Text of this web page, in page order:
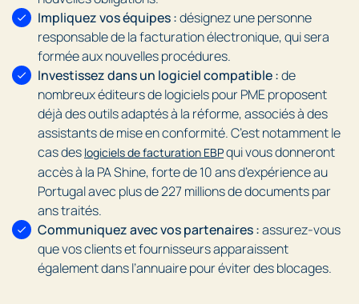
Impliquez vos équipes :désignez une personne
responsable de la facturation électronique, qui sera
formée aux nouvelles procédures.
Investissez dans un logiciel compatible :de
nombreux éditeurs de logiciels pour PME proposent
déjà des outils adaptés à la réforme, associés à des
assistants de mise en conformité. C’est notamment le
cas des logiciels de facturation EBPqui vous donneront
accès à la PA Shine, forte de 10 ans d’expérience au
Portugal avec plus de 227 millions de documents par
ans traités.
Communiquez avec vos partenaires :assurez-vous
que vos clients et fournisseurs apparaissent
également dans l’annuaire pour éviter des blocages.